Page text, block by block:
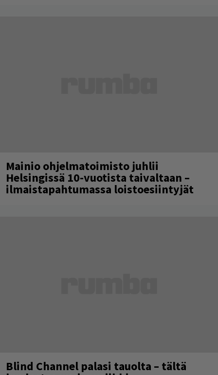
Mainio ohjelmatoimisto juhlii
Helsingissä 10-vuotista taivaltaan –
ilmaistapahtumassa loistoesiintyjät
Blind Channel palasi tauolta – tältä